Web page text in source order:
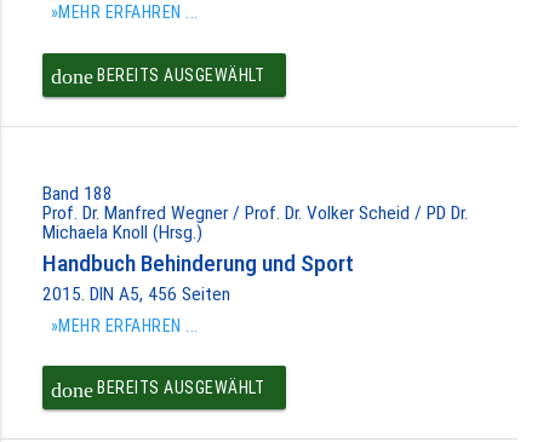
»MEHR ERFAHREN ...
doneBEREITS AUSGEWÄHLT
Band 188
Prof. Dr. Manfred Wegner / Prof. Dr. Volker Scheid / PD Dr.
Michaela Knoll (Hrsg.)
Handbuch Behinderung und Sport
2015. DIN A5, 456 Seiten
»MEHR ERFAHREN ...
doneBEREITS AUSGEWÄHLT